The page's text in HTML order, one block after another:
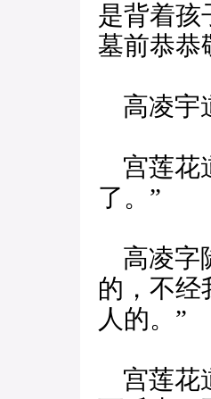
是背着孩
墓前恭恭
高凌宇
宫莲花
了。”
高凌字
的，不经
人的。”
宫莲花